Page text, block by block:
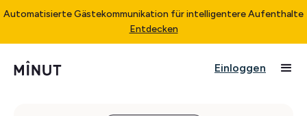
Automatisierte Gästekommunikation für intelligentere Aufenthalte
Entdecken
Einloggen